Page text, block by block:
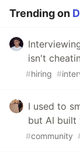
Trending on
isn't
#hiring #
I used to
but AI built
#community